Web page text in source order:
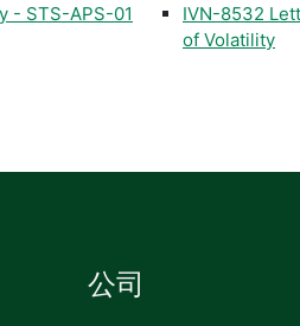
- STS-APS-01
IVN-8532
of Volatility
公司